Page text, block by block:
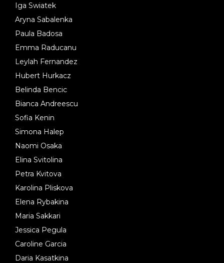
Iga Swiatek
Aryna Sabalenka
Paula Badosa
Emma Raducanu
Leylah Fernandez
Hubert Hurkacz
Belinda Bencic
Bianca Andreescu
Sofia Kenin
Simona Halep
Naomi Osaka
Elina Svitolina
Petra Kvitova
Karolina Pliskova
Elena Rybakina
Maria Sakkari
Jessica Pegula
Caroline Garcia
Daria Kasatkina